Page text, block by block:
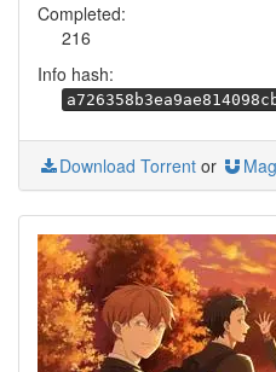
Completed:
216
Info hash:
Download Torrent or